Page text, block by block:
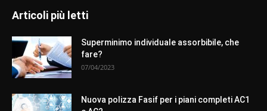
Articoli più letti
Superminimo individuale assorbibile, che
fare?
07/04/2023
Nuova polizza Fasif per i piani completi AC1